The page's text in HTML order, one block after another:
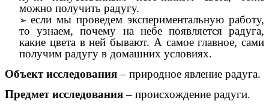
можно получить радугу.
если мы проведем экспериментальную работу,
то узнаем, почему на небе появляется радуга,
какие цвета в ней бывают. А самое главное, сами
получим радугу в домашних условиях.
Объект исследования– природное явление радуга.
Предмет исследования– происхождение радуги.